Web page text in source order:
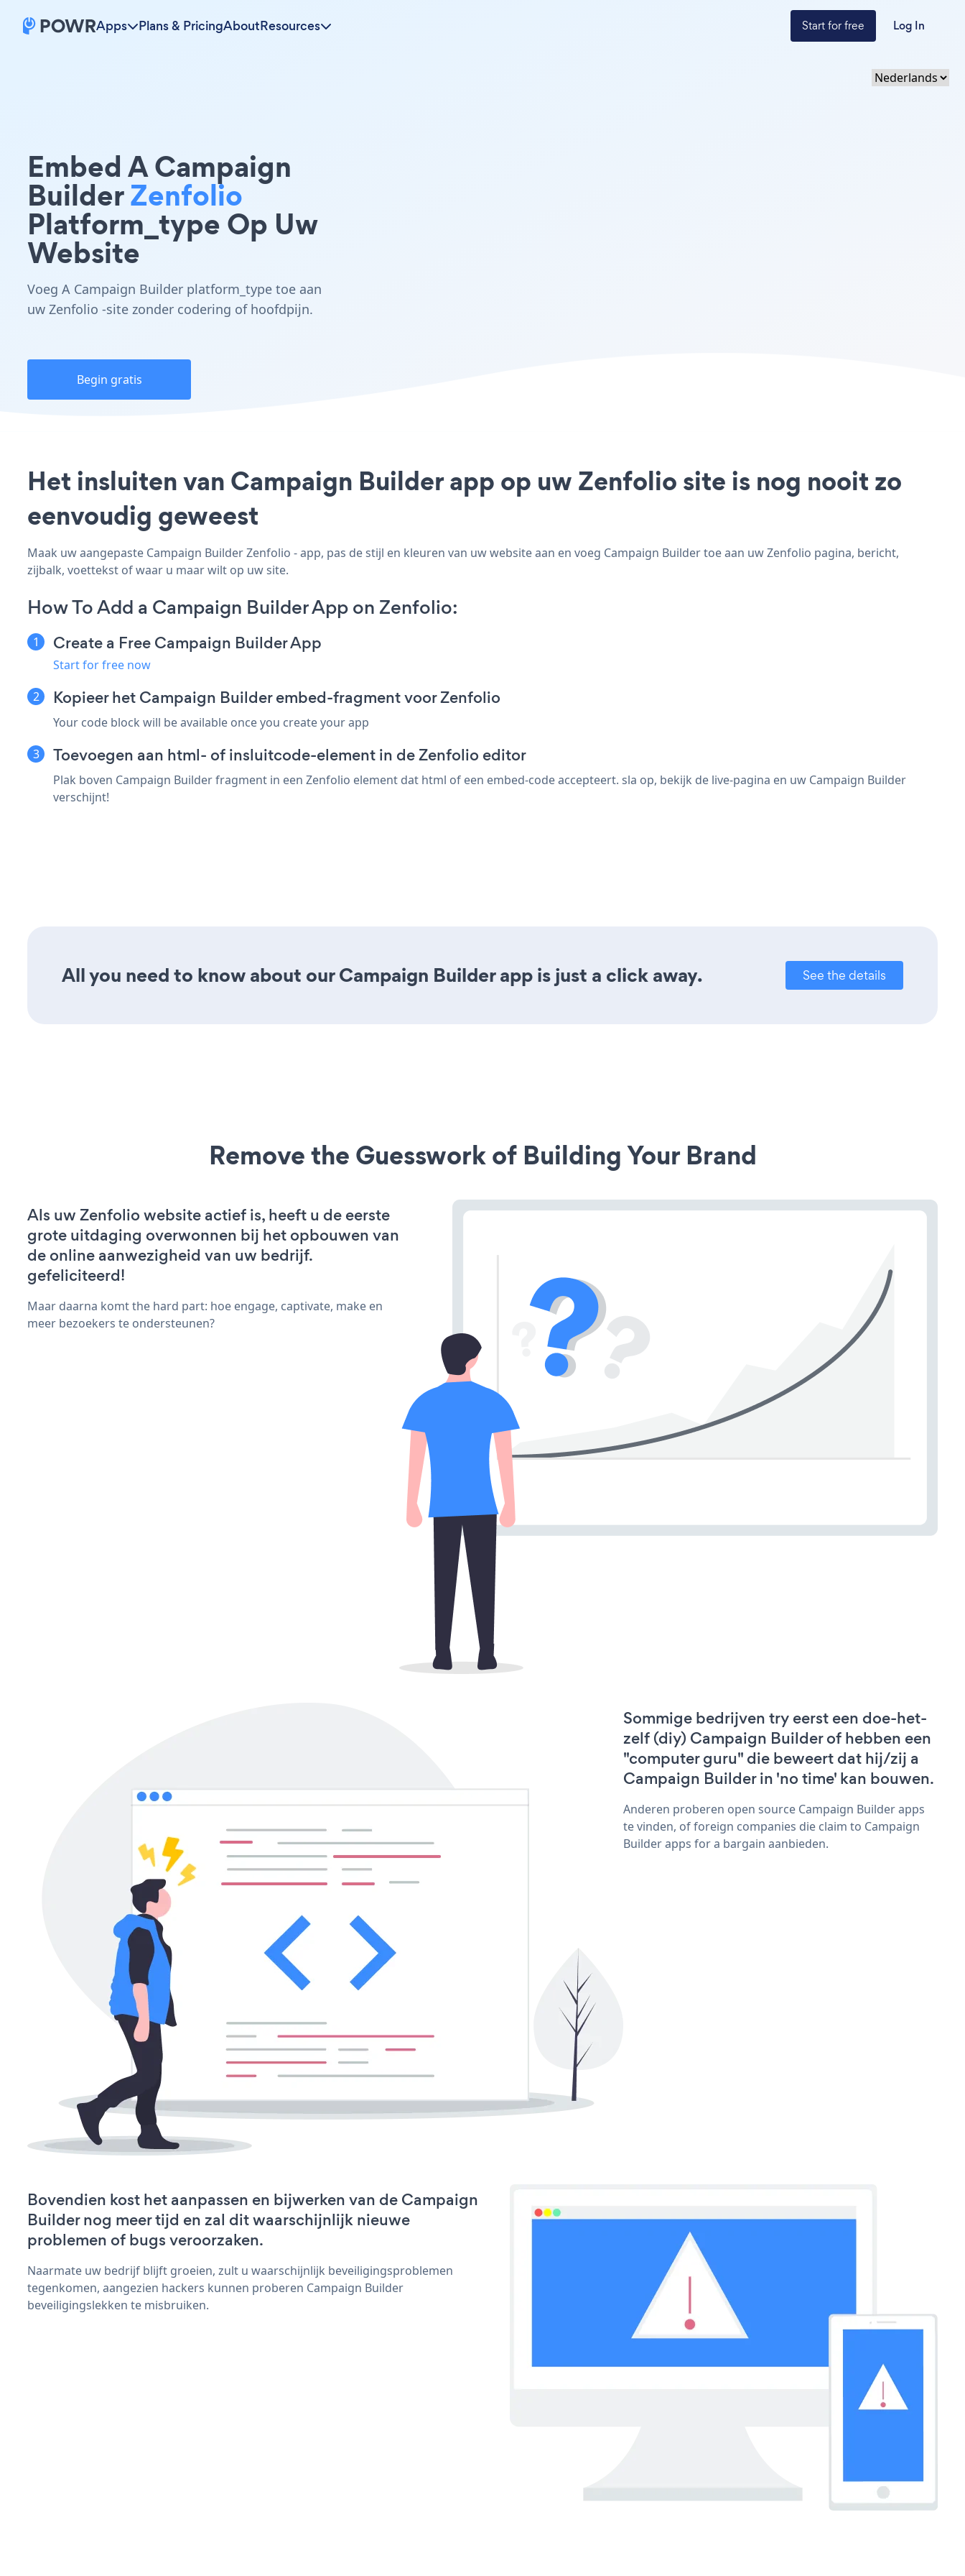
Apps Plans & PricingAboutResources Start for free Log In
Embed A Campaign
BuilderZenfolio
Platform_type Op Uw
Website
Voeg A Campaign Builder platform_type toe aan
uw Zenfolio -site zonder codering of hoofdpijn.
Begin gratis
Het insluiten van Campaign Builder app op uw Zenfolio site is nog nooit zo
eenvoudig geweest
Maak uw aangepaste Campaign Builder Zenfolio - app, pas de stijl en kleuren van uw website aan en voeg Campaign Builder toe aan uw Zenfolio pagina, bericht,
zijbalk, voettekst of waar u maar wilt op uw site.
How To Add a Campaign Builder App on Zenfolio:
Create a Free Campaign Builder App
Start for free now
Kopieer het Campaign Builder embed-fragment voor Zenfolio
Your code block will be available once you create your app
Toevoegen aan html- of insluitcode-element in de Zenfolio editor
Plak boven Campaign Builder fragment in een Zenfolio element dat html of een embed-code accepteert. sla op, bekijk de live-pagina en uw Campaign Builder
verschijnt!
All you need to know about our Campaign Builder app is just a click away. See the details
Remove the Guesswork of Building Your Brand
Als uw Zenfolio website actief is, heeft u de eerste
grote uitdaging overwonnen bij het opbouwen van
de online aanwezigheid van uw bedrijf.
gefeliciteerd!
Maar daarna komt the hard part: hoe engage, captivate, make en
meer bezoekers te ondersteunen?
Sommige bedrijven try eerst een doe-het-
zelf (diy) Campaign Builder of hebben een
"computer guru" die beweert dat hij/zij a
Campaign Builder in 'no time' kan bouwen.
Anderen proberen open source Campaign Builder apps
te vinden, of foreign companies die claim to Campaign
Builder apps for a bargain aanbieden.
Bovendien kost het aanpassen en bijwerken van de Campaign
Builder nog meer tijd en zal dit waarschijnlijk nieuwe
problemen of bugs veroorzaken.
Naarmate uw bedrijf blijft groeien, zult u waarschijnlijk beveiligingsproblemen
tegenkomen, aangezien hackers kunnen proberen Campaign Builder
beveiligingslekken te misbruiken.